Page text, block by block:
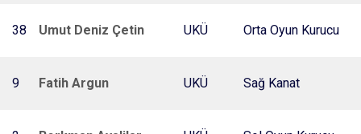
38 Umut Deniz Çetin UKÜ Orta Oyun Kurucu
9 Fatih Argun UKÜ Sağ Kanat